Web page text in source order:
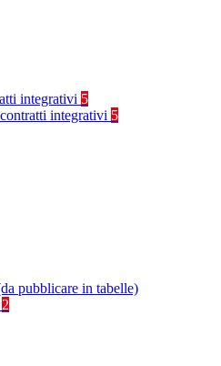
integrativi 5
integrativi 5
pubblicare in tabelle)
2